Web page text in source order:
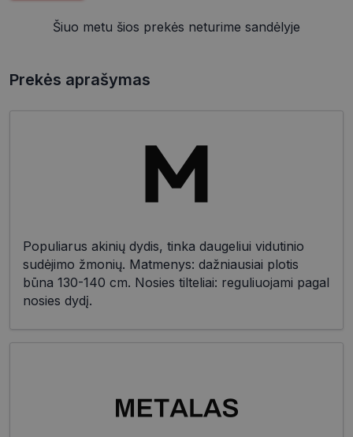
Šiuo metu šios prekės neturime sandėlyje
Prekės aprašymas
Populiarus akinių dydis, tinka daugeliui vidutinio
sudėjimo žmonių. Matmenys: dažniausiai plotis
būna 130-140 cm. Nosies tilteliai: reguliuojami pagal
nosies dydį.